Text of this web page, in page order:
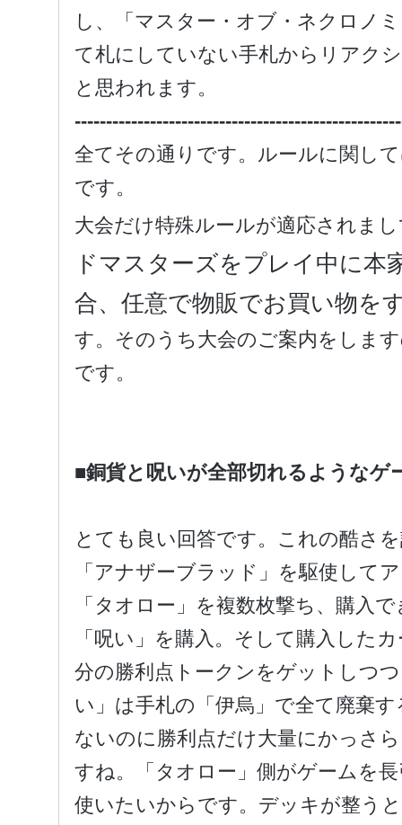
し、「マスター・オブ・ネクロノ
て札にしていない手札からリアク
と思われます。
全てその通りです。ルールに関し
です。
大会だけ特殊ルールが適応されま
ドマスターズをプレイ中に本
合、任意で物販でお買い物を
す。そのうち大会のご案内をしま
です。
■銅貨と呪いが全部切れるようなゲ
とても良い回答です。これの酷さ
「アナザーブラッド」を駆使して
「タオロー」を複数枚撃ち、購入
「呪い」を購入。そして購入した
分の勝利点トークンをゲットしつ
い」は手札の「伊烏」で全て廃棄
ないのに勝利点だけ大量にかっさ
すね。「タオロー」側がゲームを
使いたいからです。デッキが整う